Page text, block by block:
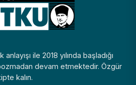
ile 2018 yılında başladığı
devam etmektedir. Özgür
kalın.